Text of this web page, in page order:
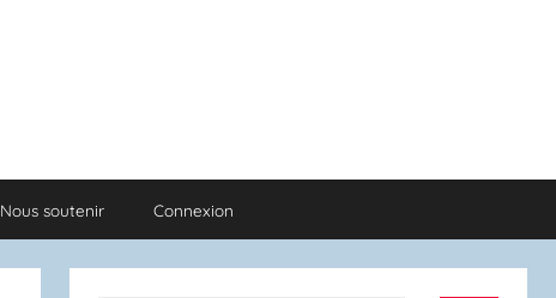
Nous soutenir Connexion